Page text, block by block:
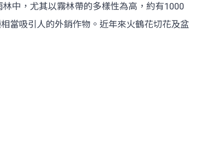
中，尤其以霧林帶的多樣性為高，約有1000
當吸引人的外銷作物。近年來火鶴花切花及盆